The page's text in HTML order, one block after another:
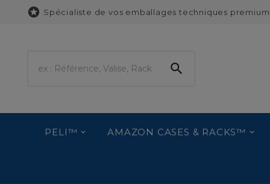
 Spécialiste de vos emballages techniques premium

PELI™ AMAZON CASES & RACKS™